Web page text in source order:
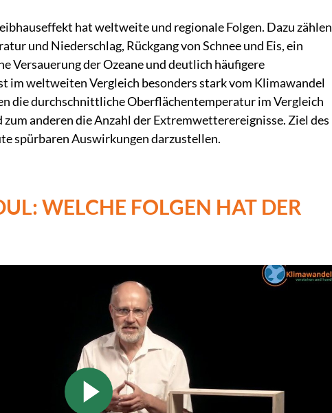
hat weltweite und regionale Folgen. Dazu zählen
und Niederschlag, Rückgang von Schnee und Eis, ein
Versauerung der Ozeane und deutlich häufigere
im weltweiten Vergleich besonders stark vom Klimawandel
die durchschnittliche Oberflächentemperatur im Vergleich
anderen die Anzahl der Extremwetterereignisse. Ziel des
spürbaren Auswirkungen darzustellen.
WELCHE FOLGEN HAT DER